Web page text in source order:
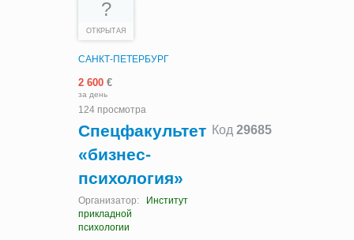
?
ОТКРЫТАЯ
САНКТ-ПЕТЕРБУРГ
2 600 €
за день
124 просмотра
Код 29685
Спецфакультет
«бизнес-
психология»
Организатор:
Институт
прикладной
психологии